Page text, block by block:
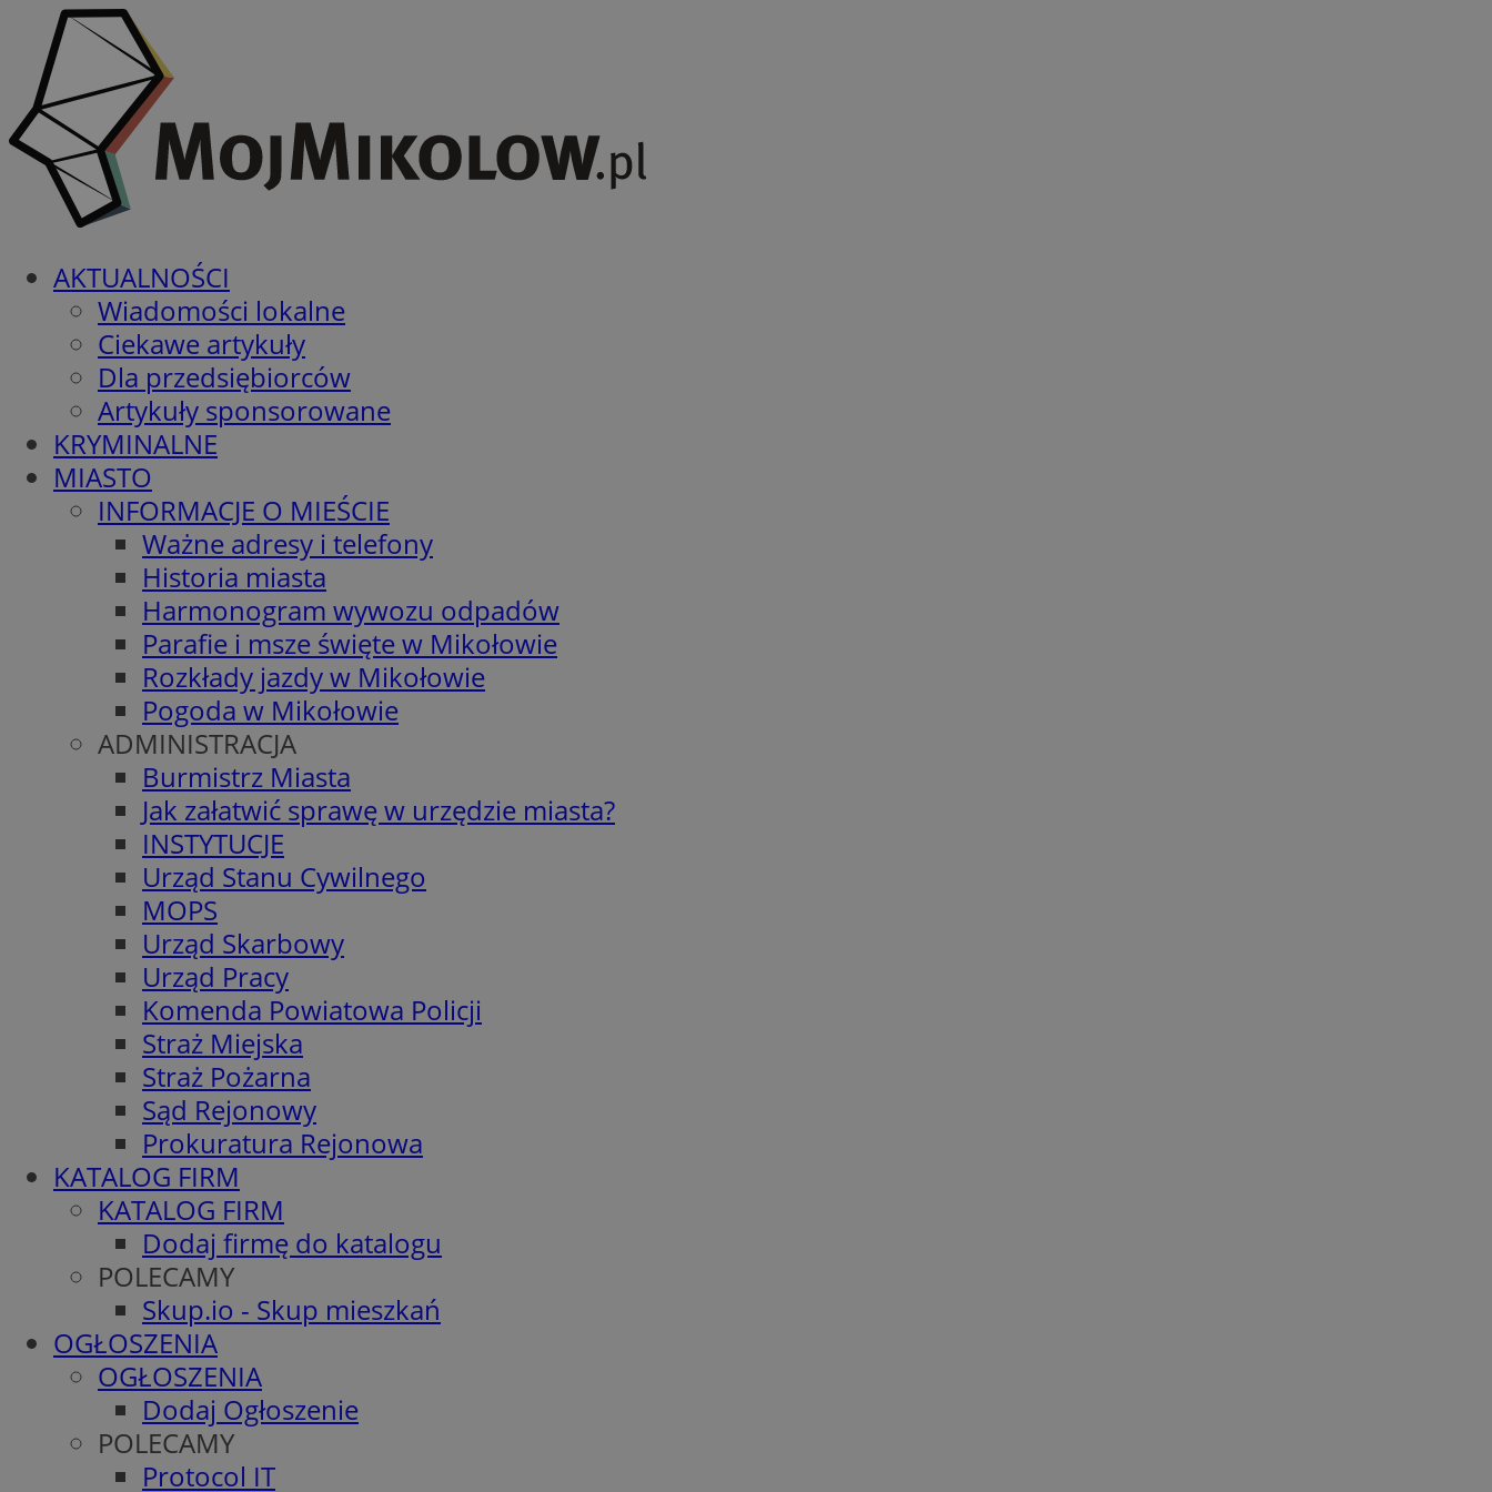
AKTUALNOŚCI
Wiadomości lokalne
Ciekawe artykuły
Dla przedsiębiorców
Artykuły sponsorowane
KRYMINALNE
MIASTO
INFORMACJE O MIEŚCIE
Ważne adresy i telefony
Historia miasta
Harmonogram wywozu odpadów
Parafie i msze święte w Mikołowie
Rozkłady jazdy w Mikołowie
Pogoda w Mikołowie
ADMINISTRACJA
Burmistrz Miasta
Jak załatwić sprawę w urzędzie miasta?
INSTYTUCJE
Urząd Stanu Cywilnego
MOPS
Urząd Skarbowy
Urząd Pracy
Komenda Powiatowa Policji
Straż Miejska
Straż Pożarna
Sąd Rejonowy
Prokuratura Rejonowa
KATALOG FIRM
KATALOG FIRM
Dodaj firmę do katalogu
POLECAMY
Skup.io - Skup mieszkań
OGŁOSZENIA
OGŁOSZENIA
Dodaj Ogłoszenie
POLECAMY
Protocol IT